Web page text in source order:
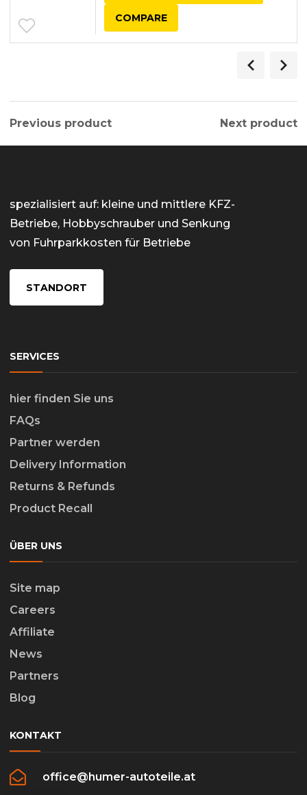
COMPARE
Previous product Next product
spezialisiert auf: kleine und mittlere KFZ-
Betriebe, Hobbyschrauber und Senkung
von Fuhrparkkosten für Betriebe
STANDORT
SERVICES
hier finden Sie uns
FAQs
Partner werden
Delivery Information
Returns & Refunds
Product Recall
ÜBER UNS
Site map
Careers
Affiliate
News
Partners
Blog
KONTAKT
office@humer-autoteile.at